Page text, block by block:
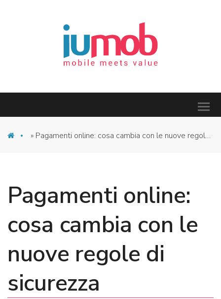
» Pagamenti online: cosa cambia con le nuove regole di sicurezza
Pagamenti online:
cosa cambia con le
nuove regole di
sicurezza